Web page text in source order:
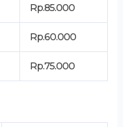
Rp.85.000
Rp.60.000
Rp.75.000